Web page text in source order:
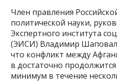
Член правления
политической науки,
Экспертного института
(ЭИСИ) Владимир
что конфликт между
в достаточно
минимум в течение